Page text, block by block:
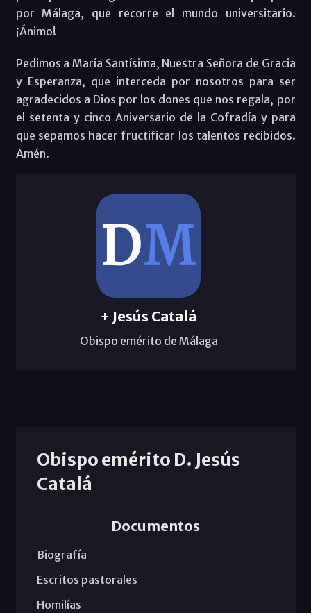
por Málaga, que recorre el mundo universitario.
¡Ánimo!
Pedimos a María Santísima, Nuestra Señora de Gracia
y Esperanza, que interceda por nosotros para ser
agradecidos a Dios por los dones que nos regala, por
el setenta y cinco Aniversario de la Cofradía y para
que sepamos hacer fructificar los talentos recibidos.
Amén.
+ Jesús Catalá
Obispo emérito de Málaga
Obispo emérito D. Jesús
Catalá
Documentos
Biografía
Escritos pastorales
Homilías